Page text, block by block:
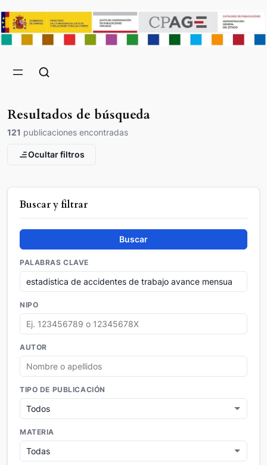
Resultados de búsqueda
121 publicaciones encontradas
Ocultar filtros
Buscar y filtrar
Buscar
PALABRAS CLAVE
NIPO
AUTOR
TIPO DE PUBLICACIÓN
MATERIA